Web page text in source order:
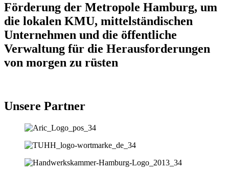
Förderung der Metropole Hamburg, um
die lokalen KMU, mittelständischen
Unternehmen und die öffentliche
Verwaltung für die Herausforderungen
von morgen zu rüsten
Unsere Partner